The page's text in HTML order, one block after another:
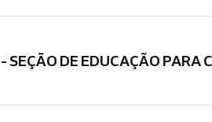
SEÇÃO DE EDUCAÇÃO PARA